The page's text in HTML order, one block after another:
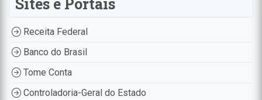
Sites e Portais
Receita Federal
Banco do Brasil
Tome Conta
Controladoria-Geral do Estado